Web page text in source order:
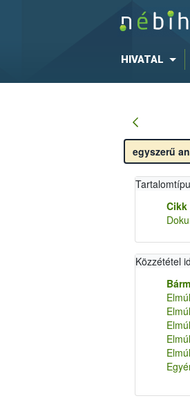
HIVATAL
Cikk
Közzététel